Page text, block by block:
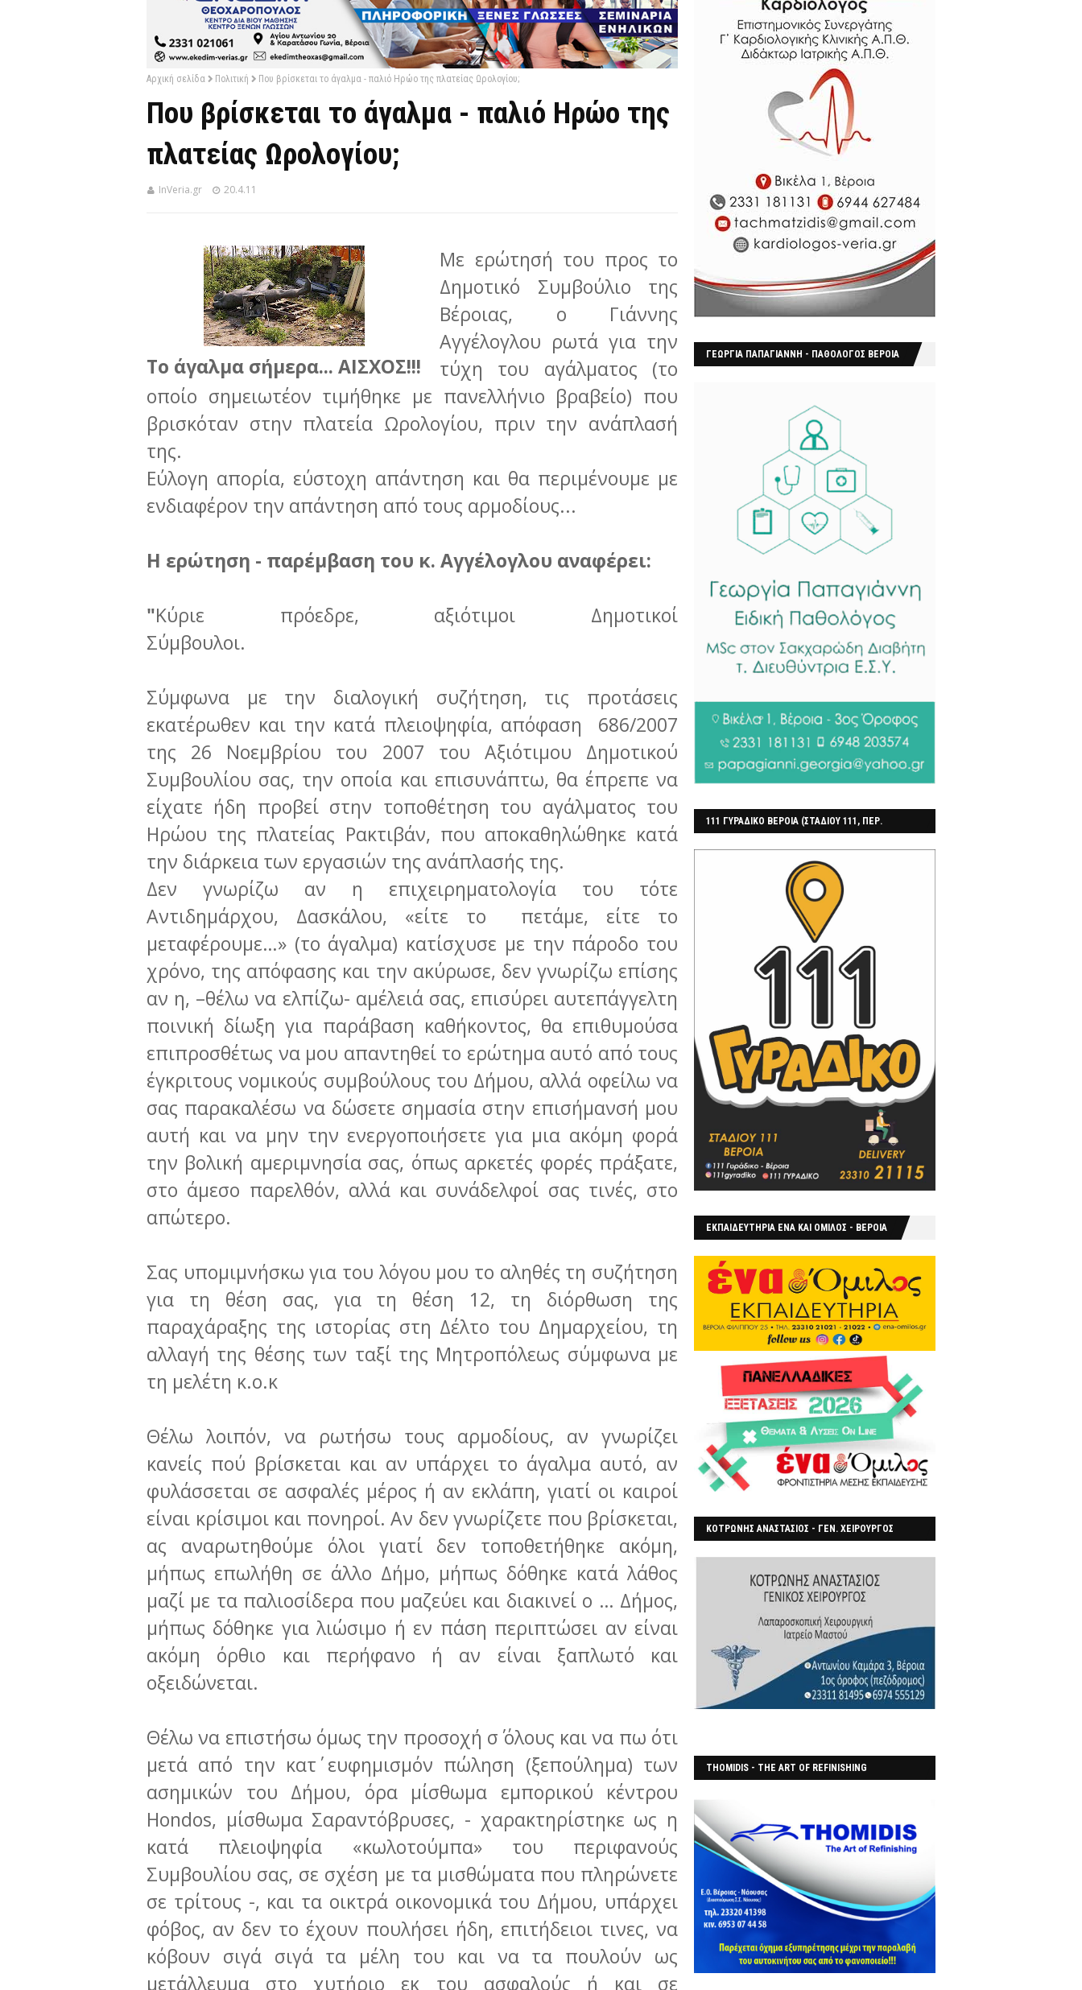
Αρχική σελίδα Πολιτική Που βρίσκεται το άγαλμα - παλιό Ηρώο της πλατείας Ωρολογίου;
Που βρίσκεται το άγαλμα - παλιό Ηρώο της
πλατείας Ωρολογίου;
InVeria.gr 20.4.11
Το άγαλμα σήμερα... ΑΙΣΧΟΣ!!!
Με ερώτησή του προς το
Δημοτικό Συμβούλιο της
Βέροιας, ο Γιάννης
Αγγέλογλου ρωτά για την
τύχη του αγάλματος (το
οποίο σημειωτέον τιμήθηκε με πανελλήνιο βραβείο) που
βρισκόταν στην πλατεία Ωρολογίου, πριν την ανάπλασή
της.
Εύλογη απορία, εύστοχη απάντηση και θα περιμένουμε με
ενδιαφέρον την απάντηση από τους αρμοδίους...
Η ερώτηση - παρέμβαση του κ. Αγγέλογλου αναφέρει:
"Κύριε πρόεδρε, αξιότιμοι Δημοτικοί
Σύμβουλοι.
Σύμφωνα με την διαλογική συζήτηση, τις προτάσεις
εκατέρωθεν και την κατά πλειοψηφία, απόφαση 686/2007
της 26 Νοεμβρίου του 2007 του Αξιότιμου Δημοτικού
Συμβουλίου σας, την οποία και επισυνάπτω, θα έπρεπε να
είχατε ήδη προβεί στην τοποθέτηση του αγάλματος του
Ηρώου της πλατείας Ρα­κτιβάν, που αποκαθηλώθηκε κατά
την διάρκεια των εργασιών της ανάπλασής της.
Δεν γνωρίζω αν η επιχειρηματολογία του τότε
Αντιδημάρχου, Δασκάλου, «είτε το πετάμε, είτε το
μεταφέρουμε…» (το άγαλμα) κατίσχυσε με την πάροδο του
χρόνο, της απόφασης και την ακύρωσε, δεν γνωρίζω επίσης
αν η, –θέλω να ελ­πίζω- αμέλειά σας, επισύρει αυτεπάγγελτη
ποινική δίωξη για παράβαση καθή­κοντος, θα επιθυμούσα
επιπροσθέτως να μου απαντηθεί το ερώτημα αυτό από τους
έγκριτους νομικούς συμβούλους του Δήμου, αλλά οφείλω να
σας παρακαλέσω να δώσετε σημασία στην επισήμανσή μου
αυτή και να μην την ενεργοποιήσετε για μια ακόμη φορά
την βολική αμεριμνησία σας, όπως αρκετές φορές πράξατε,
στο άμεσο παρελθόν, αλλά και συνάδελφοί σας τινές, στο
απώτερο.
Σας υπομιμνήσκω για του λόγου μου το αληθές τη συζήτηση
για τη θέση σας, για τη θέση 12, τη διόρθωση της
παραχάραξης της ιστορίας στη Δέλτο του Δη­μαρχείου, τη
αλλαγή της θέσης των ταξί της Μητροπόλεως σύμφωνα με
τη με­λέτη κ.ο.κ
Θέλω λοιπόν, να ρωτήσω τους αρμοδίους, αν γνωρίζει
κανείς πού βρίσκεται και αν υπάρχει το άγαλμα αυτό, αν
φυλάσσεται σε ασφαλές μέρος ή αν εκλάπη, γιατί οι καιροί
είναι κρίσιμοι και πονηροί. Αν δεν γνωρίζετε που βρί­σκεται,
ας αναρωτηθούμε όλοι γιατί δεν τοποθετήθηκε ακόμη,
μήπως επω­λήθη σε άλλο Δήμο, μήπως δόθηκε κατά λάθος
μαζί με τα παλιοσίδερα που μαζεύει και διακινεί ο … Δήμος,
μήπως δόθηκε για λιώσιμο ή εν πάση περιπτώσει αν είναι
ακόμη όρθιο και περήφανο ή αν είναι ξαπλωτό και
οξειδώνεται.
Θέλω να επιστήσω όμως την προσοχή σ΄ όλους και να πω ότι
μετά από την κατ΄ ευφημισμόν πώληση (ξεπούλημα) των
ασημικών του Δήμου, όρα μίσθωμα εμπορικού κέντρου
Hondos, μίσθωμα Σαραντόβρυσες, - χαρακτηρίστηκε ως η
κατά πλειοψηφία «κωλοτούμπα» του περιφανούς
Συμβουλίου σας, σε σχέση με τα μισθώματα που πληρώνετε
σε τρίτους -, και τα οικτρά οικονομικά του Δήμου, υπάρχει
φόβος, αν δεν το έχουν πουλήσει ήδη, επιτήδειοι τινες, να
κόβουν σιγά σιγά τα μέλη του και να τα πουλούν ως
μετάλλευμα στο χυτήριο εκ του ασφαλούς ή και σε
ΓΕΩΡΓΙΑ ΠΑΠΑΓΙΑΝΝΗ - ΠΑΘΟΛΟΓΟΣ ΒΕΡΟΙΑ
111 ΓΥΡΑΔΙΚΟ ΒΕΡΟΙΑ (ΣΤΑΔΙΟΥ 111, ΠΕΡ.
ΕΚΠΑΙΔΕΥΤΗΡΙΑ ΕΝΑ ΚΑΙ ΟΜΙΛΟΣ - ΒΕΡΟΙΑ
ΚΟΤΡΩΝΗΣ ΑΝΑΣΤΑΣΙΟΣ - ΓΕΝ. ΧΕΙΡΟΥΡΓΟΣ
THOMIDIS - THE ART OF REFINISHING